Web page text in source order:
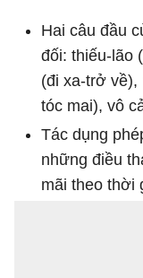
Hai câu đầu
đối: thiếu-lão
(đi xa-trở
tóc mai), vô
Tác dụng
những điều
mãi theo thời